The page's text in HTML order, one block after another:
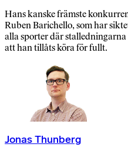
Hans kanske främste
Ruben Barichello, som har
alla sporter där
att han tillåts köra för fullt.
Jonas Thunberg